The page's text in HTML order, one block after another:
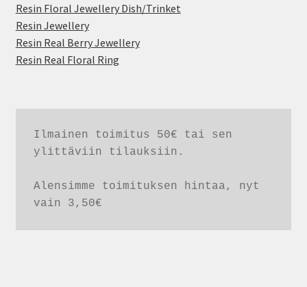
Resin Floral Jewellery Dish/Trinket
Resin Jewellery
Resin Real Berry Jewellery
Resin Real Floral Ring
Ilmainen toimitus 50€ tai sen
ylittäviin tilauksiin.
Alensimme toimituksen hintaa, nyt
vain 3,50€